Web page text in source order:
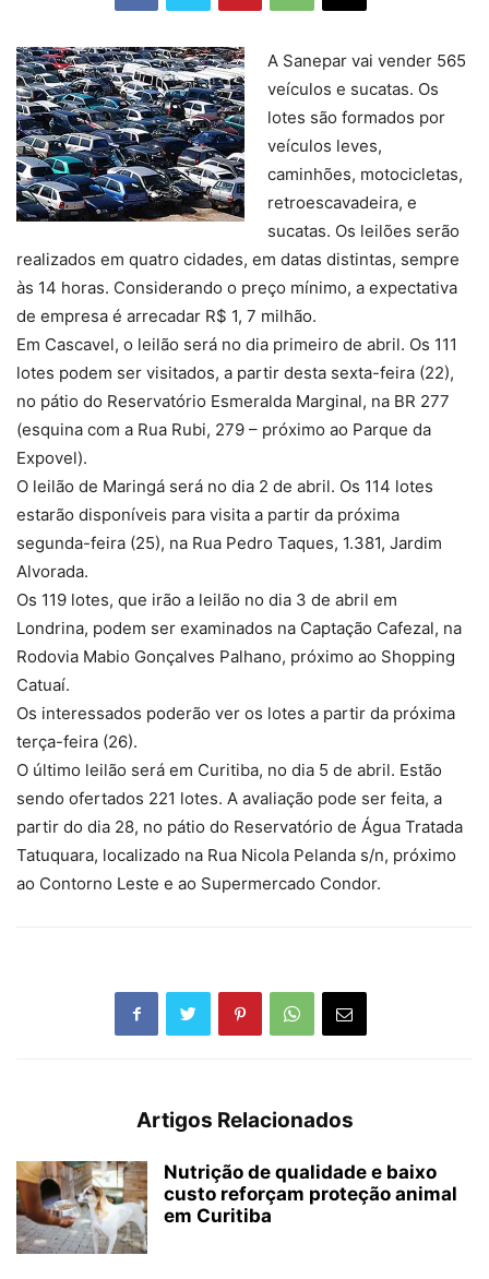
A Sanepar vai vender 565
veículos e sucatas. Os
lotes são formados por
veículos leves,
caminhões, motocicletas,
retroescavadeira, e
sucatas. Os leilões serão
realizados em quatro cidades, em datas distintas, sempre
às 14 horas. Considerando o preço mínimo, a expectativa
de empresa é arrecadar R$ 1, 7 milhão.
Em Cascavel, o leilão será no dia primeiro de abril. Os 111
lotes podem ser visitados, a partir desta sexta-feira (22),
no pátio do Reservatório Esmeralda Marginal, na BR 277
(esquina com a Rua Rubi, 279 – próximo ao Parque da
Expovel).
O leilão de Maringá será no dia 2 de abril. Os 114 lotes
estarão disponíveis para visita a partir da próxima
segunda-feira (25), na Rua Pedro Taques, 1.381, Jardim
Alvorada.
Os 119 lotes, que irão a leilão no dia 3 de abril em
Londrina, podem ser examinados na Captação Cafezal, na
Rodovia Mabio Gonçalves Palhano, próximo ao Shopping
Catuaí.
Os interessados poderão ver os lotes a partir da próxima
terça-feira (26).
O último leilão será em Curitiba, no dia 5 de abril. Estão
sendo ofertados 221 lotes. A avaliação pode ser feita, a
partir do dia 28, no pátio do Reservatório de Água Tratada
Tatuquara, localizado na Rua Nicola Pelanda s/n, próximo
ao Contorno Leste e ao Supermercado Condor.
Artigos Relacionados
Nutrição de qualidade e baixo
custo reforçam proteção animal
em Curitiba